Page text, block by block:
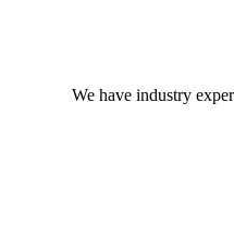
We have industry